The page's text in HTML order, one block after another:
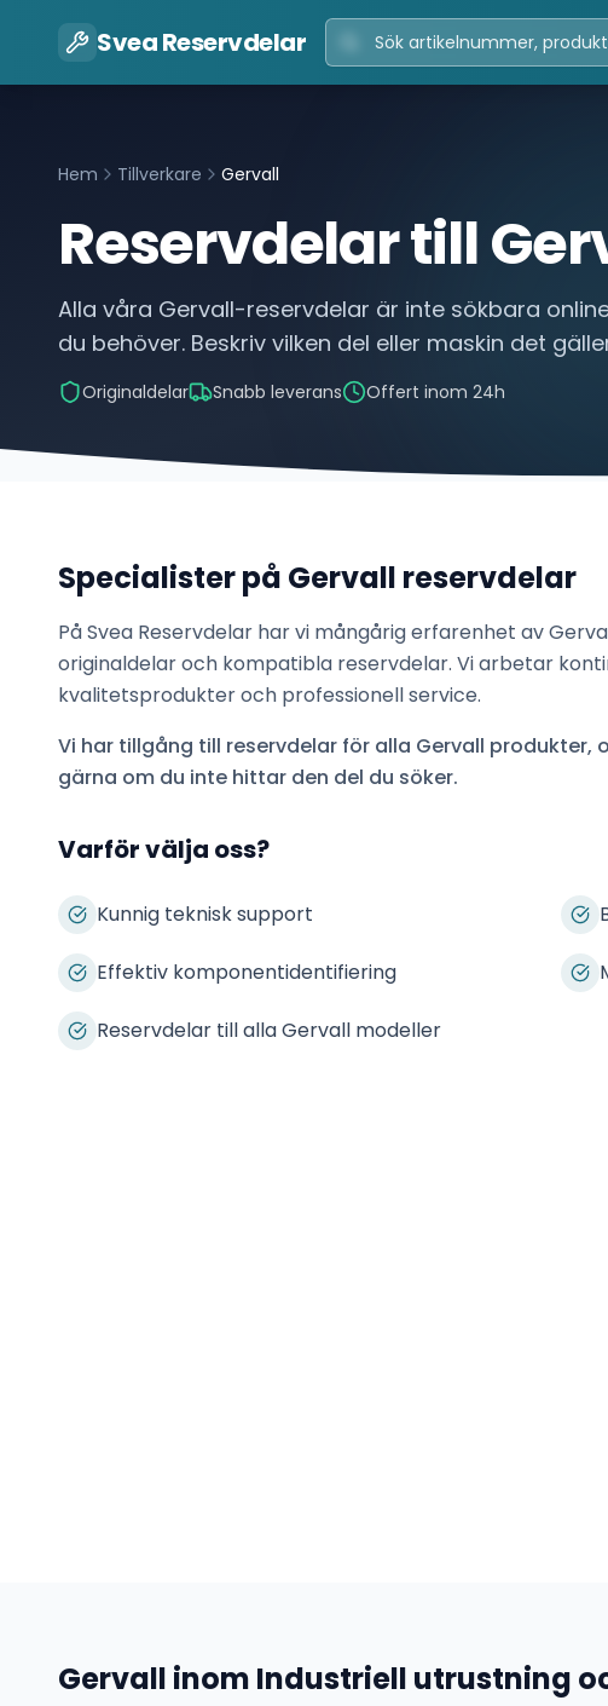
Svea Reservdelar
Hem Tillverkare Gervall
Reservdelar till
Alla våra Gervall-reservdelar är inte sökbara
du behöver. Beskriv vilken del eller maskin det
Originaldelar Snabb leverans Offert inom 24h
Specialister på Gervall reservdelar
På Svea Reservdelar har vi mångårig erfarenhet av
originaldelar och kompatibla reservdelar. Vi arbetar
kvalitetsprodukter och professionell service.
Vi har tillgång till reservdelar för alla Gervall produkter,
gärna om du inte hittar den del du söker.
Varför välja oss?
Kunnig teknisk support
Effektiv komponentidentifiering
Reservdelar till alla Gervall modeller
Gervall inom Industriell utrustning